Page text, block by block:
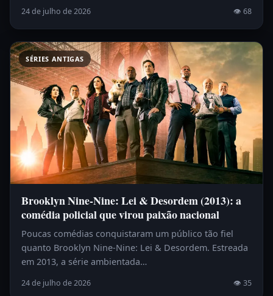
24 de julho de 2026 👁 68
SÉRIES ANTIGAS
Brooklyn Nine-Nine: Lei & Desordem (2013): a
comédia policial que virou paixão nacional
Poucas comédias conquistaram um público tão fiel
quanto Brooklyn Nine-Nine: Lei & Desordem. Estreada
em 2013, a série ambientada…
24 de julho de 2026 👁 35